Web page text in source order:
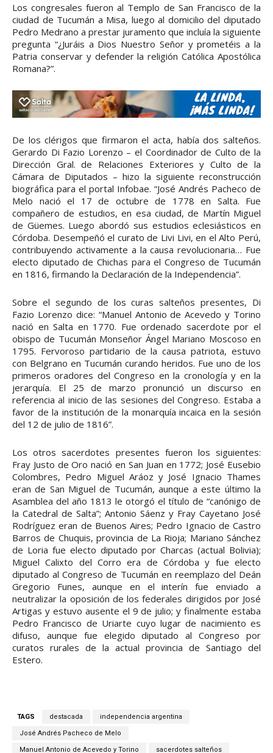
Los congresales fueron al Templo de San Francisco de la
ciudad de Tucumán a Misa, luego al domicilio del diputado
Pedro Medrano a prestar juramento que incluía la siguiente
pregunta “¿Juráis a Dios Nuestro Señor y prometéis a la
Patria conservar y defender la religión Católica Apostólica
Romana?”.
De los clérigos que firmaron el acta, había dos salteños.
Gerardo Di Fazio Lorenzo – el Coordinador de Culto de la
Dirección Gral. de Relaciones Exteriores y Culto de la
Cámara de Diputados – hizo la siguiente reconstrucción
biográfica para el portal Infobae. “José Andrés Pacheco de
Melo nació el 17 de octubre de 1778 en Salta. Fue
compañero de estudios, en esa ciudad, de Martín Miguel
de Güemes. Luego abordó sus estudios eclesiásticos en
Córdoba. Desempeñó el curato de Livi Livi, en el Alto Perú,
contribuyendo activamente a la causa revolucionaria… Fue
electo diputado de Chichas para el Congreso de Tucumán
en 1816, firmando la Declaración de la Independencia”.
Sobre el segundo de los curas salteños presentes, Di
Fazio Lorenzo dice: “Manuel Antonio de Acevedo y Torino
nació en Salta en 1770. Fue ordenado sacerdote por el
obispo de Tucumán Monseñor Ángel Mariano Moscoso en
1795. Fervoroso partidario de la causa patriota, estuvo
con Belgrano en Tucumán curando heridos. Fue uno de los
primeros oradores del Congreso en la cronología y en la
jerarquía. El 25 de marzo pronunció un discurso en
referencia al inicio de las sesiones del Congreso. Estaba a
favor de la institución de la monarquía incaica en la sesión
del 12 de julio de 1816”.
Los otros sacerdotes presentes fueron los siguientes:
Fray Justo de Oro nació en San Juan en 1772; José Eusebio
Colombres, Pedro Miguel Aráoz y José Ignacio Thames
eran de San Miguel de Tucumán, aunque a este último la
Asamblea del año 1813 le otorgó el título de “canónigo de
la Catedral de Salta”; Antonio Sáenz y Fray Cayetano José
Rodríguez eran de Buenos Aires; Pedro Ignacio de Castro
Barros de Chuquis, provincia de La Rioja; Mariano Sánchez
de Loria fue electo diputado por Charcas (actual Bolivia);
Miguel Calixto del Corro era de Córdoba y fue electo
diputado al Congreso de Tucumán en reemplazo del Deán
Gregorio Funes, aunque en el interín fue enviado a
neutralizar la oposición de los federales dirigidos por José
Artigas y estuvo ausente el 9 de julio; y finalmente estaba
Pedro Francisco de Uriarte cuyo lugar de nacimiento es
difuso, aunque fue elegido diputado al Congreso por
curatos rurales de la actual provincia de Santiago del
Estero.
TAGS destacada independencia argentina
José Andrés Pacheco de Melo
Manuel Antonio de Acevedo y Torino sacerdotes salteños